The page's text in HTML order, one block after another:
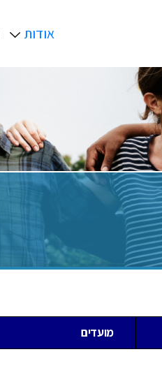
אודות
מועדים